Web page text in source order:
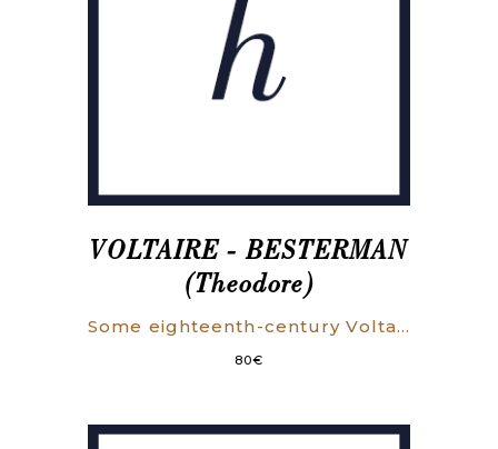
VOLTAIRE - BESTERMAN
(Theodore)
Some eighteenth-century Voltaire editions unknown to Bengesco.
80€